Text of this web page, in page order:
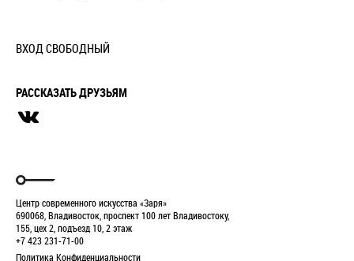
ВХОД СВОБОДНЫЙ
РАССКАЗАТЬ ДРУЗЬЯМ
Центр современного искусства «Заря»
690068, Владивосток, проспект 100 лет Владивостоку,
155, цех 2, подъезд 10, 2 этаж
+7 423 231-71-00
Политика Конфиденциальности